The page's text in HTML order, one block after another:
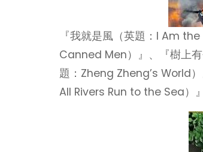
『我就是風（英題：I Am
Canned Men）』、『樹上
題：Zheng Zheng’s World
All Rivers Run to the Sea）』